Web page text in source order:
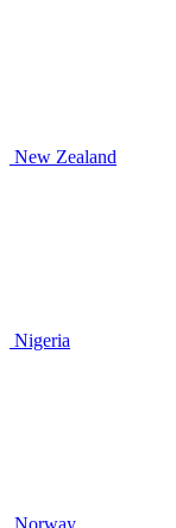
New Zealand
Nigeria
Norway